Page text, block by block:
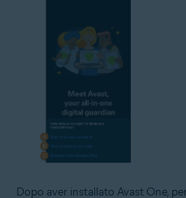
Dopo aver installato Avast One,